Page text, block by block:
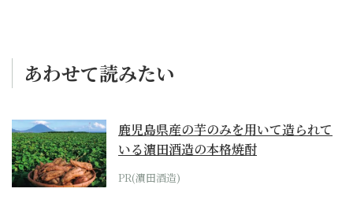
あわせて読みたい
鹿児島県産の芋のみを用いて造られて
いる濵田酒造の本格焼酎
PR(濵田酒造)